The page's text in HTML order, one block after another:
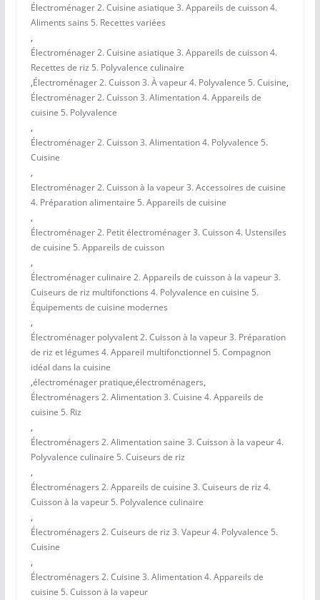
Électroménager 2. Cuisine asiatique 3. Appareils de cuisson 4.
Aliments sains 5. Recettes variées
,
Électroménager 2. Cuisine asiatique 3. Appareils de cuisson 4.
Recettes de riz 5. Polyvalence culinaire
,Électroménager 2. Cuisson 3. À vapeur 4. Polyvalence 5. Cuisine,
Électroménager 2. Cuisson 3. Alimentation 4. Appareils de
cuisine 5. Polyvalence
,
Électroménager 2. Cuisson 3. Alimentation 4. Polyvalence 5.
Cuisine
,
Electroménager 2. Cuisson à la vapeur 3. Accessoires de cuisine
4. Préparation alimentaire 5. Appareils de cuisine
,
Électroménager 2. Petit électroménager 3. Cuisson 4. Ustensiles
de cuisine 5. Appareils de cuisson
,
Électroménager culinaire 2. Appareils de cuisson à la vapeur 3.
Cuiseurs de riz multifonctions 4. Polyvalence en cuisine 5.
Équipements de cuisine modernes
,
Électroménager polyvalent 2. Cuisson à la vapeur 3. Préparation
de riz et légumes 4. Appareil multifonctionnel 5. Compagnon
idéal dans la cuisine
,électroménager pratique,électroménagers,
Électroménagers 2. Alimentation 3. Cuisine 4. Appareils de
cuisine 5. Riz
,
Électroménagers 2. Alimentation saine 3. Cuisson à la vapeur 4.
Polyvalence culinaire 5. Cuiseurs de riz
,
Électroménagers 2. Appareils de cuisine 3. Cuiseurs de riz 4.
Cuisson à la vapeur 5. Polyvalence culinaire
,
Électroménagers 2. Cuiseurs de riz 3. Vapeur 4. Polyvalence 5.
Cuisine
,
Électroménagers 2. Cuisine 3. Alimentation 4. Appareils de
cuisine 5. Cuisson à la vapeur